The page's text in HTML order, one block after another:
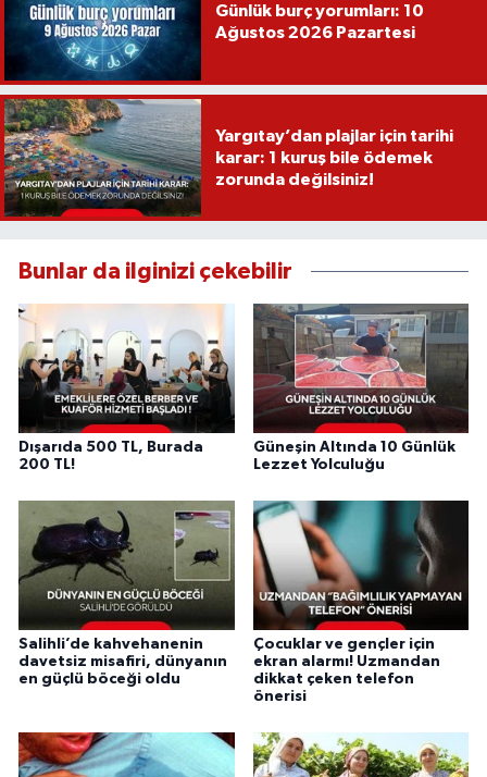
Günlük burç yorumları: 10
Ağustos 2026 Pazartesi
Yargıtay’dan plajlar için tarihi
karar: 1 kuruş bile ödemek
zorunda değilsiniz!
Bunlar da ilginizi çekebilir
Dışarıda 500 TL, Burada
200 TL!
Güneşin Altında 10 Günlük
Lezzet Yolculuğu
Salihli’de kahvehanenin
davetsiz misafiri, dünyanın
en güçlü böceği oldu
Çocuklar ve gençler için
ekran alarmı! Uzmandan
dikkat çeken telefon
önerisi